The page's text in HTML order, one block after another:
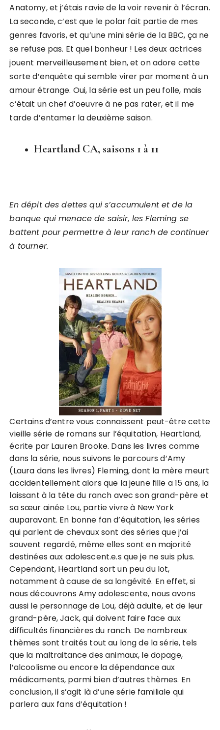
Anatomy, et j’étais ravie de la voir revenir à l’écran.
La seconde, c’est que le polar fait partie de mes
genres favoris, et qu’une mini série de la BBC, ça ne
se refuse pas. Et quel bonheur ! Les deux actrices
jouent merveilleusement bien, et on adore cette
sorte d’enquête qui semble virer par moment à un
amour étrange. Oui, la série est un peu folle, mais
c’était un chef d’oeuvre à ne pas rater, et il me
tarde d’entamer la deuxième saison.
Heartland CA, saisons 1 à 11
En dépit des dettes qui s’accumulent et de la
banque qui menace de saisir, les Fleming se
battent pour permettre à leur ranch de continuer
à tourner.
Certains d’entre vous connaissent peut-être cette
vieille série de romans sur l’équitation, Heartland,
écrite par Lauren Brooke. Dans les livres comme
dans la série, nous suivons le parcours d’Amy
(Laura dans les livres) Fleming, dont la mère meurt
accidentellement alors que la jeune fille a 15 ans, la
laissant à la tête du ranch avec son grand-père et
sa sœur ainée Lou, partie vivre à New York
auparavant. En bonne fan d’équitation, les séries
qui parlent de chevaux sont des séries que j’ai
souvent regardé, même elles sont en majorité
destinées aux adolescent.e.s que je ne suis plus.
Cependant, Heartland sort un peu du lot,
notamment à cause de sa longévité. En effet, si
nous découvrons Amy adolescente, nous avons
aussi le personnage de Lou, déjà adulte, et de leur
grand-père, Jack, qui doivent faire face aux
difficultés financières du ranch. De nombreux
thèmes sont traités tout au long de la série, tels
que la maltraitance des animaux, le dopage,
l’alcoolisme ou encore la dépendance aux
médicaments, parmi bien d’autres thèmes. En
conclusion, il s’agit là d’une série familiale qui
parlera aux fans d’équitation !